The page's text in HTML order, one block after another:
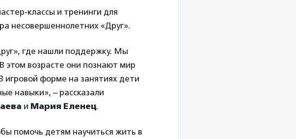
классы и тренинги для
несовершеннолетних «Друг».
где нашли поддержку. Мы
этом возрасте они познают мир
игровой форме на занятиях дети
навыки», – рассказали
и Мария Еленец.
помочь детям научиться жить в